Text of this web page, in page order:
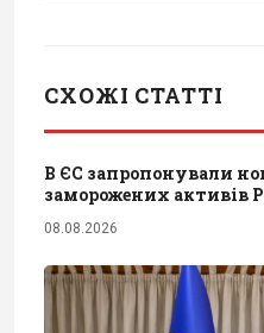
СХОЖІ СТАТТІ
В ЄС запропонували
заморожених активів
08.08.2026